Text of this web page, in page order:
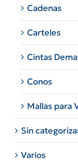
Cadenas
Carteles
Cintas
Conos
Mallas para
Sin
Varios